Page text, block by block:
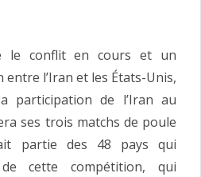
le conflit en cours et un
l’Iran et les États-Unis,
participation de l’Iran au
ses trois matchs de poule
partie des 48 pays qui
cette compétition, qui